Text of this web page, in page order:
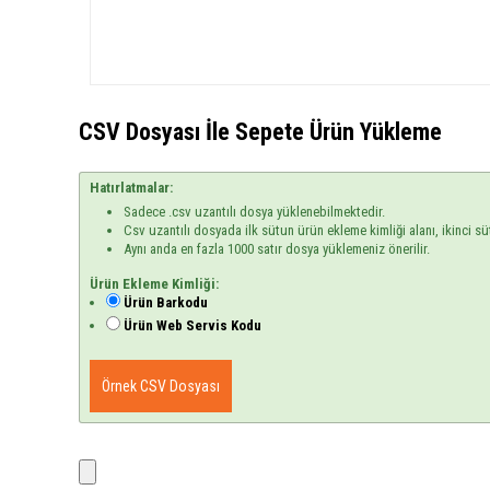
CSV Dosyası İle Sepete Ürün Yükleme
Hatırlatmalar:
Sadece .csv uzantılı dosya yüklenebilmektedir.
Csv uzantılı dosyada ilk sütun ürün ekleme kimliği alanı, ikinci
Aynı anda en fazla 1000 satır dosya yüklemeniz önerilir.
Ürün Ekleme Kimliği:
Ürün Barkodu
Ürün Web Servis Kodu
Örnek CSV Dosyası